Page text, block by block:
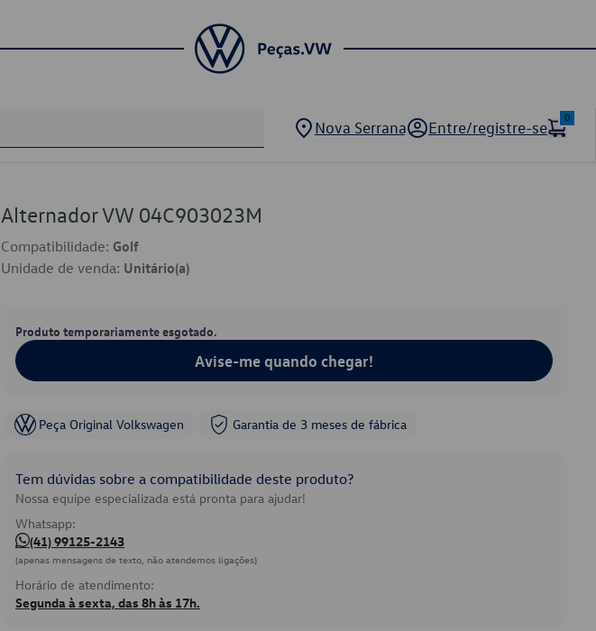
Nova Serrana Entre/registre-se
0
Alternador VW 04C903023M
Compatibilidade: Golf
Unidade de venda: Unitário(a)
Produto temporariamente esgotado.
Avise-me quando chegar!
Peça Original Volkswagen Garantia de 3 meses de fábrica
Tem dúvidas sobre a compatibilidade deste produto?
Nossa equipe especializada está pronta para ajudar!
Whatsapp:
(41) 99125-2143
(apenas mensagens de texto, não atendemos ligações)
Horário de atendimento:
Segunda à sexta, das 8h às 17h.